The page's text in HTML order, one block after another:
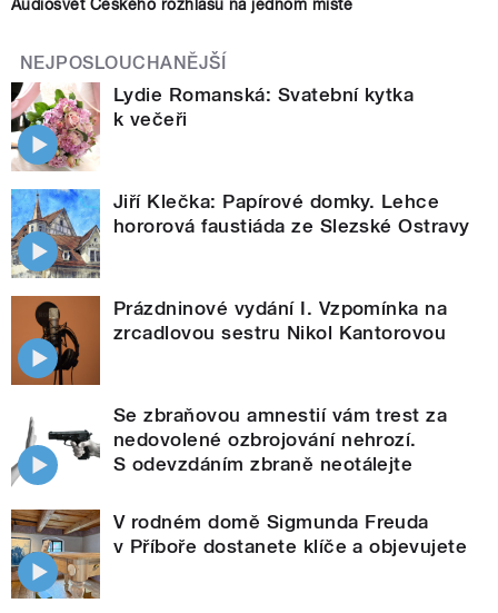
Audiosvět Českého rozhlasu na jednom místě
NEJPOSLOUCHANĚJŠÍ
Lydie Romanská: Svatební kytka
k večeři
Jiří Klečka: Papírové domky. Lehce
hororová faustiáda ze Slezské Ostravy
Prázdninové vydání I. Vzpomínka na
zrcadlovou sestru Nikol Kantorovou
Se zbraňovou amnestií vám trest za
nedovolené ozbrojování nehrozí.
S odevzdáním zbraně neotálejte
V rodném domě Sigmunda Freuda
v Příboře dostanete klíče a objevujete